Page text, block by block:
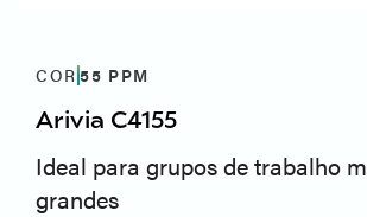
COR55 PPM
Arivia C4155
Ideal para grupos de trabalho
grandes